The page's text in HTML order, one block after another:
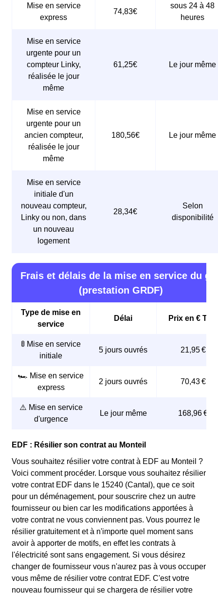
Mise en service
express
74,83€
sous 24 à 48
heures
Mise en service
urgente pour un
compteur Linky,
réalisée le jour
même
61,25€ Le jour même
Mise en service
urgente pour un
ancien compteur,
réalisée le jour
même
180,56€ Le jour même
Mise en service
initiale d'un
nouveau compteur,
Linky ou non, dans
un nouveau
logement
28,34€
Selon
disponibilité
Frais et délais de la mise en service du
(prestation GRDF)
Type de mise en
service
Délai Prix en € TTC
🚦 Mise en service
initiale
5 jours ouvrés 21,95 €
🏎️ Mise en service
express
2 jours ouvrés 70,43 €
⚠️ Mise en service
d'urgence
Le jour même 168,96 €
EDF : Résilier son contrat au Monteil
Vous souhaitez résilier votre contrat à EDF au Monteil ?
Voici comment procéder. Lorsque vous souhaitez résilier
votre contrat EDF dans le 15240 (Cantal), que ce soit
pour un déménagement, pour souscrire chez un autre
fournisseur ou bien car les modifications apportées à
votre contrat ne vous conviennent pas. Vous pourrez le
résilier gratuitement et à n'importe quel moment sans
avoir à apporter de motifs, en effet les contrats à
l'électricité sont sans engagement. Si vous désirez
changer de fournisseur vous n'aurez pas à vous occuper
vous même de résilier votre contrat EDF. C'est votre
nouveau fournisseur qui se chargera de résilier votre